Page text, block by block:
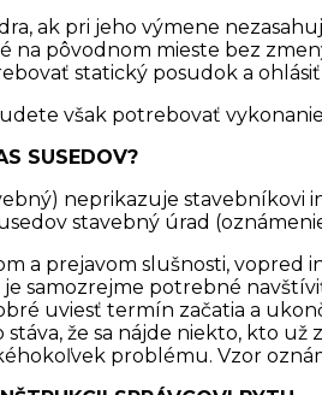
ak pri jeho výmene
na pôvodnom mieste bez
statický posudok a
však potrebovať
SUSEDOV?
neprikazuje
stavebný úrad
a prejavom slušnosti,
je samozrejme potrebné
uviesť termín začatia a
stáva, že sa nájde niekto, kto
problému. Vzor